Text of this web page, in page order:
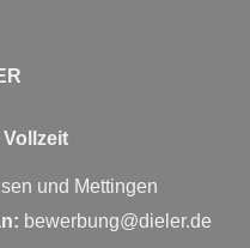
Vollzeit
und Mettingen
bewerbung@dieler.de